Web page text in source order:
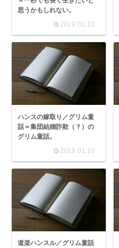
思うかもしれない。
2019.01.12
ハンスの嫁取り／グリム童
話＝集団結婚詐欺（？）の
グリム童話。
2019.01.10
道楽ハンスル／グリム童話